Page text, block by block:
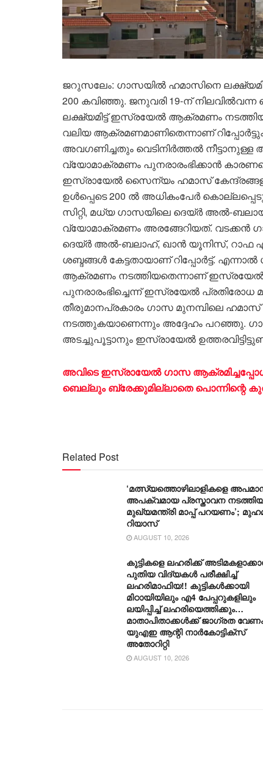
ജറുസലേം: ഗാസയില്‍ ഹമാസിനെ
200 കവിഞ്ഞു. ജനുവരി 19-ന്
ലക്ഷ്യമിട്ട് ഇസ്രയേല്‍ ആക്രമണം
വലിയ ആക്രമണമാണിതെന്നാണ്
അവഗണിച്ചതും വെടിനിര്‍ത്തല്‍ നീട്ടാനുള്ള
വ്യോമാക്രമണം പുനരാരംഭിക്കാൻ
ഇസ്രായേല്‍ സൈന്യം ഹമാസ്
ഉൾപ്പെടെ 200 ൽ അധികംപേർ
സിറ്റി, മധ്യ ഗാസയിലെ ദെയ്ര്‍ അല്‍-
വ്യോമാക്രമണം അരങ്ങേറിയത്. വടക്കന്‍
ദെയ്ര്‍ അല്‍-ബലാഹ്, ഖാന്‍ യൂനിസ്, റാഫ
ശബ്ദങ്ങള്‍ കേട്ടതായാണ് റിപ്പോർട്ട്.
ആക്രമണം നടത്തിയതെന്നാണ്
പുനരാരംഭിച്ചെന്ന് ഇസ്രയേല്‍ പ്രതിരോധ
തീരുമാനപ്രകാരം ഗാസ മുനമ്പിലെ
നടത്തുകയാണെന്നും അദ്ദേഹം പറഞ്ഞു.
അടച്ചുപൂട്ടാനും ഇസ്രായേല്‍
അവിടെ ​ഇസ്രായേൽ ഗാസ
ബെല്ലും ബ്രേക്കുമില്ലാതെ പൊന്നിന്റെ
Related Post
‘മത്സ്യത്തൊഴിലാളികളെ
അപക്വമായ പ്രസ്താവന
മുഖ്യമന്ത്രി മാപ്പ് പറയണം’;
റിയാസ്
AUGUST 10, 2026
കുട്ടികളെ ലഹരിക്ക്
പുതിയ വിദ്യകൾ പരീക്ഷിച്ച്
ലഹരിമാഫിയ!! കുട്ടികൾക്കായി
മിഠായിയിലും എ4 പേപ്പറുകളിലും
ലയിപ്പിച്ച് ലഹരിയെത്തിക്കും…
മാതാപിതാക്കൾക്ക് ജാ​ഗ്രത
യുഎഇ ആന്റി നാർകോട്ടിക്‌സ്
അതോറിറ്റി
AUGUST 10, 2026